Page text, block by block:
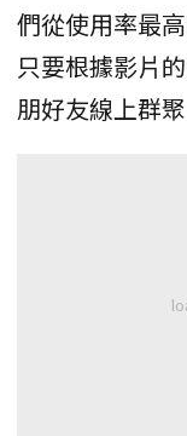
們從使用率最
只要根據影片
朋好友線上群